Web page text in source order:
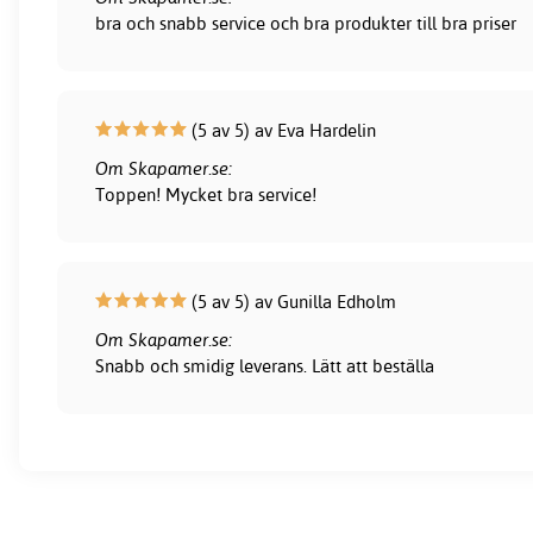
bra och snabb service och bra produkter till bra priser
(5 av 5) av Eva Hardelin
Om Skapamer.se:
Toppen! Mycket bra service!
(5 av 5) av Gunilla Edholm
Om Skapamer.se:
Snabb och smidig leverans. Lätt att beställa